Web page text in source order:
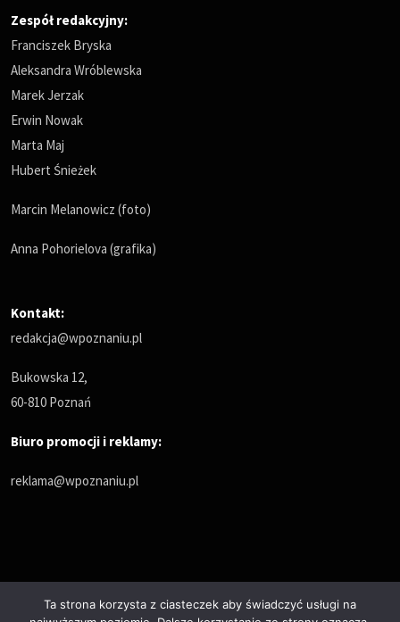
Zespół redakcyjny:
Franciszek Bryska
Aleksandra Wróblewska
Marek Jerzak
Erwin Nowak
Marta Maj
Hubert Śnieżek
Marcin Melanowicz (foto)
Anna Pohorielova (grafika)
Kontakt:
redakcja@wpoznaniu.pl
Bukowska 12,
60-810 Poznań
Biuro promocji i reklamy:
reklama@wpoznaniu.pl
Ta strona korzysta z ciasteczek aby świadczyć usługi na